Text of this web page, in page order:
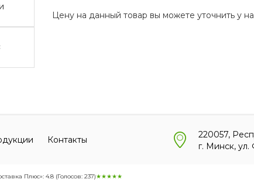
Цену на данный товар вы можете уточнить у
Контакты
220057,
г. Минск, ул.
Плюс»: 4.8 (Голосов: 237)★★★★★